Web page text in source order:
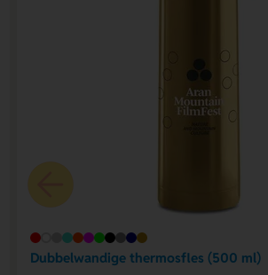
Dubbelwandige thermosfles (500 ml)